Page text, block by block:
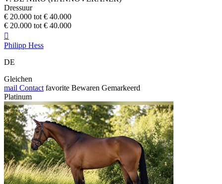
Dressuur
€ 20.000 tot € 40.000
€ 20.000 tot € 40.000

Philipp Hess
DE
Gleichen
mail Contact favorite Bewaren Gemarkeerd
Platinum